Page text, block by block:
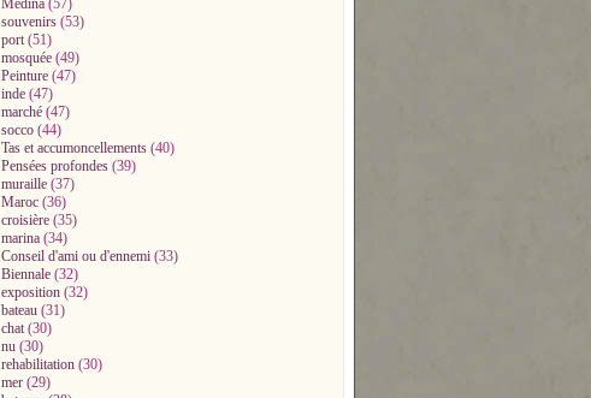
Médina (57)
souvenirs (53)
port(51)
mosquée (49)
Peinture (47)
inde (47)
marché (47)
socco (44)
Tas et accumoncellements (40)
Pensées profondes (39)
muraille (37)
Maroc (36)
croisière (35)
marina (34)
Conseil d'ami ou d'ennemi (33)
Biennale (32)
exposition (32)
bateau (31)
chat(30)
nu (30)
rehabilitation (30)
mer (29)